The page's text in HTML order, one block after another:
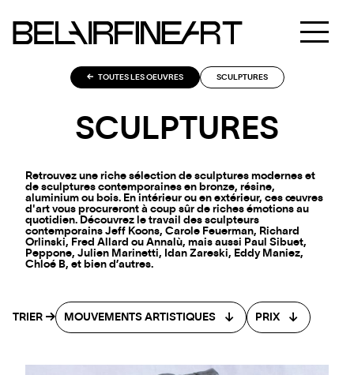
TOUTES LES OEUVRES SCULPTURES
SCULPTURES
Retrouvez une riche sélection de sculptures modernes et
de sculptures contemporaines en bronze, résine,
aluminium ou bois. En intérieur ou en extérieur, ces œuvres
d'art vous procureront à coup sûr de riches émotions au
quotidien. Découvrez le travail des sculpteurs
contemporains Jeff Koons, Carole Feuerman, Richard
Orlinski, Fred Allard ou Annalù, mais aussi Paul Sibuet,
Peppone, Julien Marinetti, Idan Zareski, Eddy Maniez,
Chloé B, et bien d’autres.
TRIER MOUVEMENTS ARTISTIQUES PRIX